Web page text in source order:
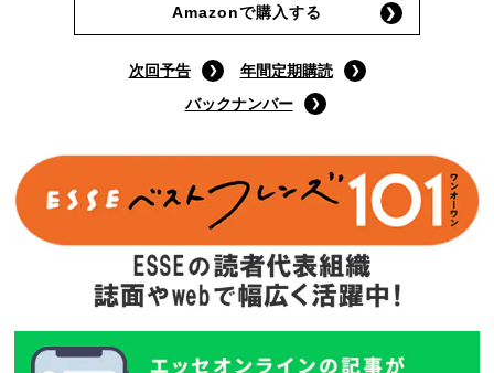
Amazonで購入する
次回予告
年間定期購読
バックナンバー